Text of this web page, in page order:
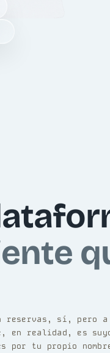
reservas, sí, pero a
en realidad, es
por tu propio